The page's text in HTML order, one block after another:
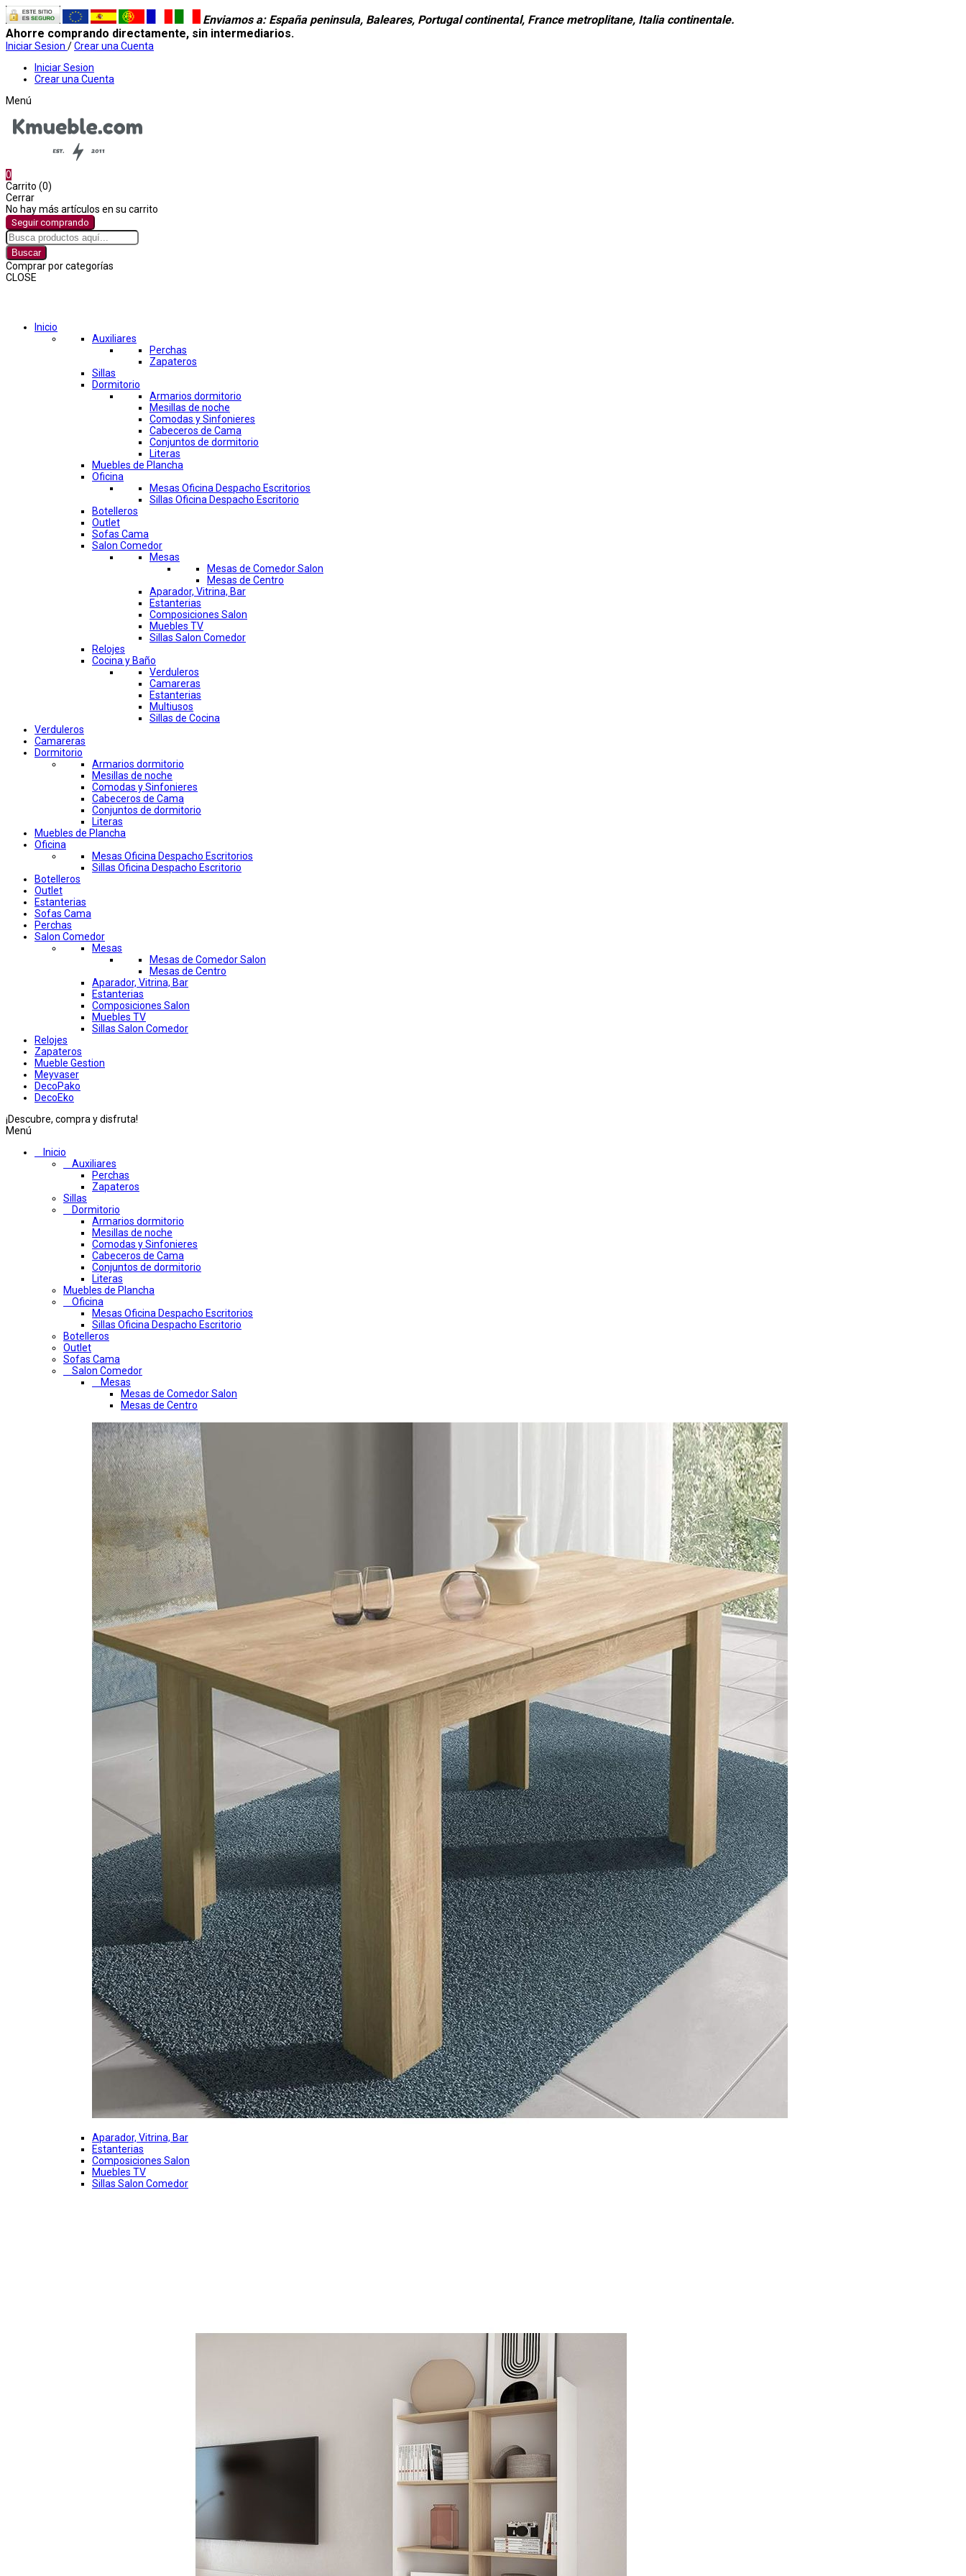
Enviamos a: España peninsula, Baleares, Portugal continental, France metroplitane, Italia continentale.
Ahorre comprando directamente, sin intermediarios.
Iniciar Sesion /Crear una Cuenta
Iniciar Sesion
Crear una Cuenta
Menú
0
Carrito (0)
Cerrar
No hay más artículos en su carrito
Seguir comprando
Buscar
Comprar por categorías
CLOSE
Inicio
Auxiliares
Perchas
Zapateros
Sillas
Dormitorio
Armarios dormitorio
Mesillas de noche
Comodas y Sinfonieres
Cabeceros de Cama
Conjuntos de dormitorio
Literas
Muebles de Plancha
Oficina
Mesas Oficina Despacho Escritorios
Sillas Oficina Despacho Escritorio
Botelleros
Outlet
Sofas Cama
Salon Comedor
Mesas
Mesas de Comedor Salon
Mesas de Centro
Aparador, Vitrina, Bar
Estanterias
Composiciones Salon
Muebles TV
Sillas Salon Comedor
Relojes
Cocina y Baño
Verduleros
Camareras
Estanterias
Multiusos
Sillas de Cocina
Verduleros
Camareras
Dormitorio
Armarios dormitorio
Mesillas de noche
Comodas y Sinfonieres
Cabeceros de Cama
Conjuntos de dormitorio
Literas
Muebles de Plancha
Oficina
Mesas Oficina Despacho Escritorios
Sillas Oficina Despacho Escritorio
Botelleros
Outlet
Estanterias
Sofas Cama
Perchas
Salon Comedor
Mesas
Mesas de Comedor Salon
Mesas de Centro
Aparador, Vitrina, Bar
Estanterias
Composiciones Salon
Muebles TV
Sillas Salon Comedor
Relojes
Zapateros
Mueble Gestion
Meyvaser
DecoPako
DecoEko
¡Descubre, compra y disfruta!
Menú
Inicio
Auxiliares
Perchas
Zapateros
Sillas
Dormitorio
Armarios dormitorio
Mesillas de noche
Comodas y Sinfonieres
Cabeceros de Cama
Conjuntos de dormitorio
Literas
Muebles de Plancha
Oficina
Mesas Oficina Despacho Escritorios
Sillas Oficina Despacho Escritorio
Botelleros
Outlet
Sofas Cama
Salon Comedor
Mesas
Mesas de Comedor Salon
Mesas de Centro
Aparador, Vitrina, Bar
Estanterias
Composiciones Salon
Muebles TV
Sillas Salon Comedor